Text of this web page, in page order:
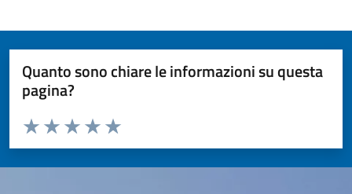
Quanto sono chiare le informazioni su questa
pagina?
Valuta da 1 a 5 stelle la pagina
Valuta 5 stelle su 5
Valuta 4 stelle su 5
Valuta 3 stelle su 5
Valuta 2 stelle su 5
Valuta 1 stelle su 5